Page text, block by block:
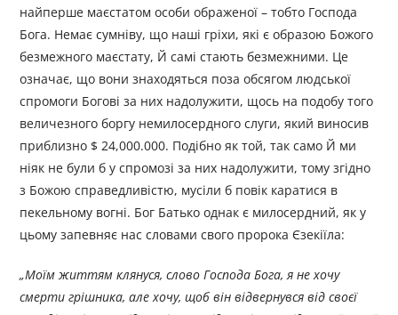
найперше маєстатом особи ображеної – тобто Господа
Бога. Немає сумніву, що наші гріхи, які є образою Божого
безмежного маєстату, Й самі стають безмежними. Це
означає, що вони знаходяться поза обсягом людської
спромоги Богові за них надолужити, щось на подобу того
величезного боргу немилосердного слуги, який виносив
приблизно $ 24,000.000. Подібно як той, так само Й ми
ніяк не були б у спромозі за них надолужити, тому згідно
з Божою справедливістю, мусіли б повік каратися в
пекельному вогні. Бог Батько однак є милосердний, як у
цьому запевняє нас словами свого пророка Єзекіїла:
„Моїм життям клянуся, слово Господа Бога, я не хочу
смерти грішника, але хочу, щоб він відвернувся від своєї